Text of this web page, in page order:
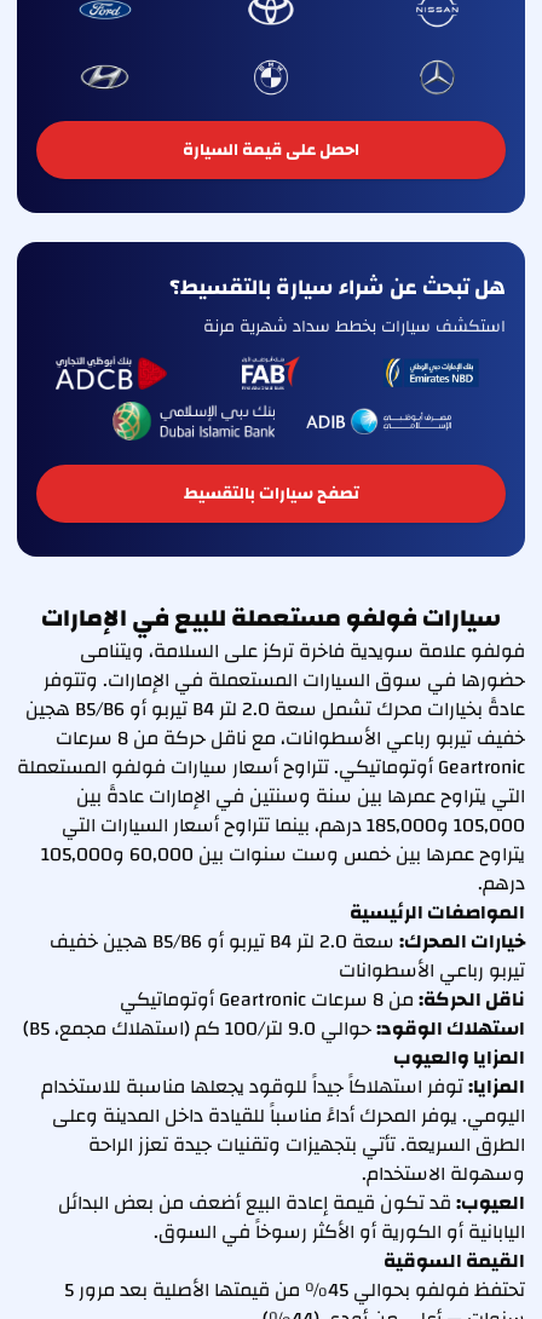
احصل على قيمة السيارة
هل تبحث عن شراء سيارة بالتقسيط؟
استكشف سيارات بخطط سداد شهرية مرنة
تصفح سيارات بالتقسيط
سيارات فولفو مستعملة للبيع في الإمارات
فولفو علامة سويدية فاخرة تركز على السلامة، ويتنامى
حضورها في سوق السيارات المستعملة في الإمارات. وتتوفر
عادةً بخيارات محرك تشمل سعة 2.0 لتر B4 تيربو أو B5/B6 هجين
خفيف تيربو رباعي الأسطوانات، مع ناقل حركة من 8 سرعات
Geartronic أوتوماتيكي. تتراوح أسعار سيارات فولفو المستعملة
التي يتراوح عمرها بين سنة وسنتين في الإمارات عادةً بين
105,000 و185,000 درهم، بينما تتراوح أسعار السيارات التي
يتراوح عمرها بين خمس وست سنوات بين 60,000 و105,000
درهم.
المواصفات الرئيسية
خيارات المحرك:
سعة 2.0 لتر B4 تيربو أو B5/B6 هجين خفيف
تيربو رباعي الأسطوانات
ناقل الحركة:من 8 سرعات Geartronic أوتوماتيكي
استهلاك الوقود:حوالي 9.0 لتر/100 كم (استهلاك مجمع، B5)
المزايا والعيوب
المزايا:توفر استهلاكاً جيداً للوقود يجعلها مناسبة للاستخدام
اليومي. يوفر المحرك أداءً مناسباً للقيادة داخل المدينة وعلى
الطرق السريعة. تأتي بتجهيزات وتقنيات جيدة تعزز الراحة
وسهولة الاستخدام.
العيوب:قد تكون قيمة إعادة البيع أضعف من بعض البدائل
اليابانية أو الكورية أو الأكثر رسوخاً في السوق.
القيمة السوقية
تحتفظ فولفو بحوالي 45% من قيمتها الأصلية بعد مرور 5